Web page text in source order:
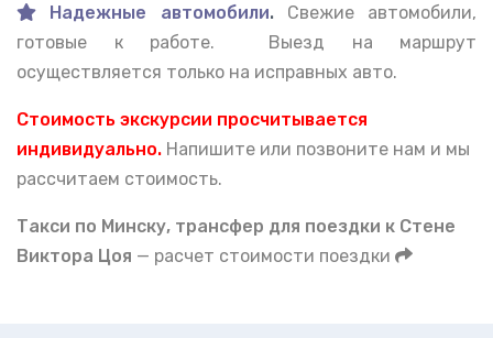
Надежные автомобили. Свежие автомобили,
готовые к работе. Выезд на маршрут
осуществляется только на исправных авто.
Стоимость экскурсии просчитывается
индивидуально. Напишите или позвоните нам и мы
рассчитаем стоимость.
Такси по Минску, трансфер для поездки к Стене
Виктора Цоя — расчет стоимости поездки